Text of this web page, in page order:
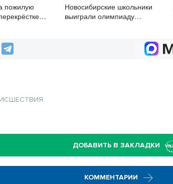
пожилую
Новосибирские школьники
выиграли олимпиаду
ДОБАВИТЬ В ЗАКЛАДКИ
КОММЕНТАРИИ